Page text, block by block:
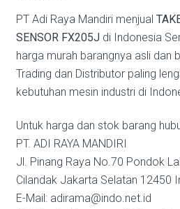
PT Adi Raya Mandiri menjual
SENSOR FX205Jdi Indonesia
harga murah barangnya asli dan
Trading dan Distributor paling
kebutuhan mesin industri di
Untuk harga dan stok barang
PT. ADI RAYA MANDIRI
Jl. Pinang Raya No.70 Pondok
Cilandak Jakarta Selatan 12450
E-Mail: adirama@indo.net.id